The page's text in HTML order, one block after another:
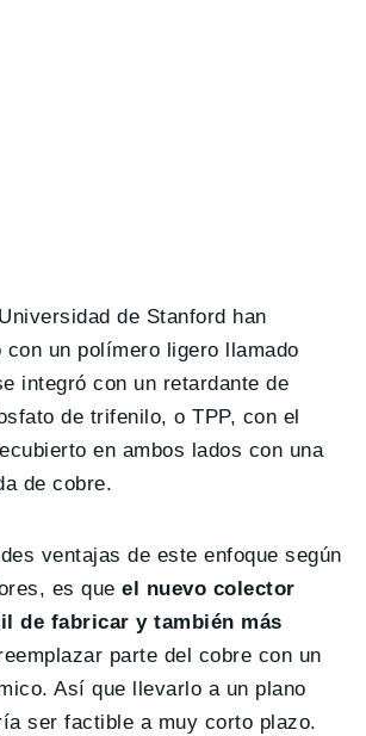
de Stanford han
con un polímero ligero llamado
integró con un retardante de
de trifenilo, o TPP, con el
en ambos lados con una
de cobre.
ventajas de este enfoque según
es queel nuevo colector
de fabricar y también más
parte del cobre con un
Así que llevarlo a un plano
ser factible a muy corto plazo.